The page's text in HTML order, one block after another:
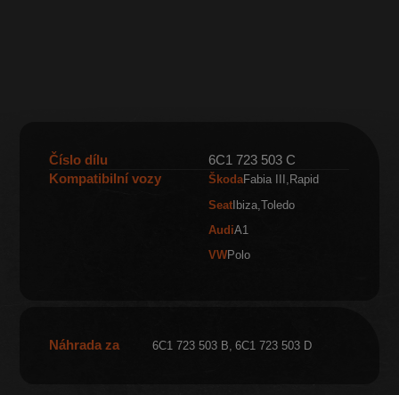
Číslo dílu
6C1 723 503 C
Kompatibilní vozy
ŠkodaFabia III
Rapid
SeatIbiza Toledo
AudiA1
VWPolo
Náhrada za 6C1 723 503 B 6C1 723 503 D